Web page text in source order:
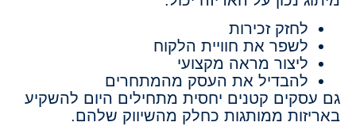
לחזק זכירות
לשפר את חוויית הלקוח
ליצור מראה מקצועי
להבדיל את העסק מהמתחרים
גם עסקים קטנים יחסית מתחילים היום להשקיע
באריזות ממותגות כחלק מהשיווק שלהם.